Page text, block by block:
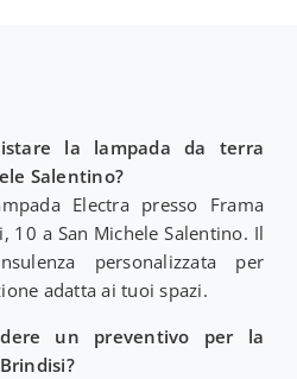
la lampada da terra
Salentino?
Electra presso Frama
10 a San Michele Salentino. Il
personalizzata per
adatta ai tuoi spazi.
un preventivo per la